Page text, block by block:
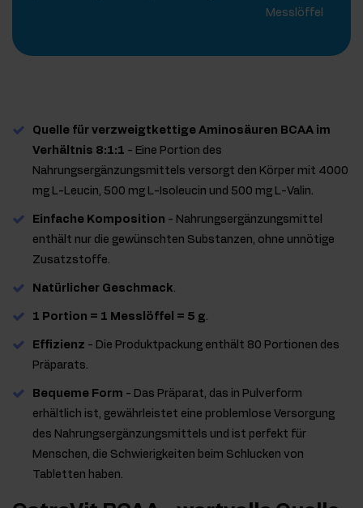
Messlöffel
Quelle für verzweigtkettige Aminosäuren BCAA im
Verhältnis 8:1:1 - Eine Portion des
Nahrungsergänzungsmittels versorgt den Körper mit 4000
mg L-Leucin, 500 mg L-Isoleucin und 500 mg L-Valin.
Einfache Komposition - Nahrungsergänzungsmittel
enthält nur die gewünschten Substanzen, ohne unnötige
Zusatzstoffe.
Natürlicher Geschmack.
1 Portion = 1 Messlöffel = 5 g.
Effizienz - Die Produktpackung enthält 80 Portionen des
Präparats.
Bequeme Form - Das Präparat, das in Pulverform
erhältlich ist, gewährleistet eine problemlose Versorgung
des Nahrungsergänzungsmittels und ist perfekt für
Menschen, die Schwierigkeiten beim Schlucken von
Tabletten haben.